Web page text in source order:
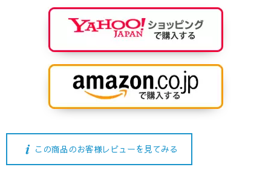
この商品のお客様レビューを見てみる